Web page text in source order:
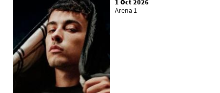
1 Oct 2026
Arena 1